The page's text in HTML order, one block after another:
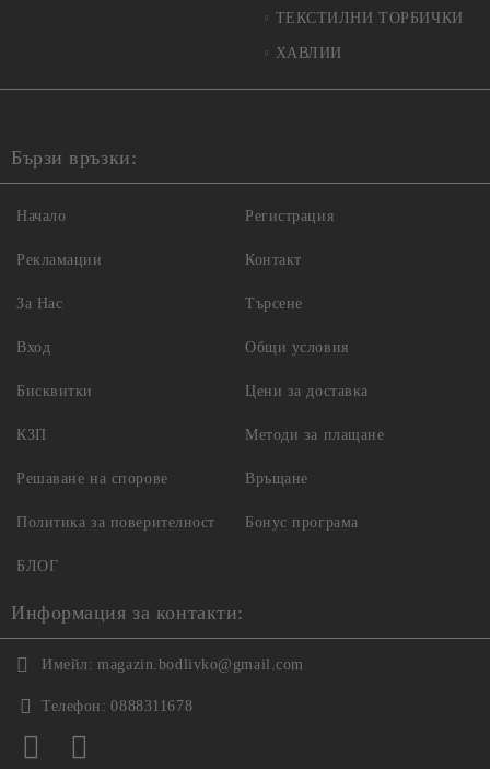
ТЕКСТИЛНИ ТОРБИЧКИ
ХАВЛИИ
Бързи връзки:
Начало
Рекламации
За Нас
Вход
Регистрация
Контакт
Търсене
Общи условия
Бисквитки
КЗП
Решаване на спорове
Политика за поверителност
Цени за доставка
Методи за плащане
Връщане
Бонус програма
БЛОГ
Информация за контакти:
Имейл: magazin.bodlivko@gmail.com
Телефон: 0888311678